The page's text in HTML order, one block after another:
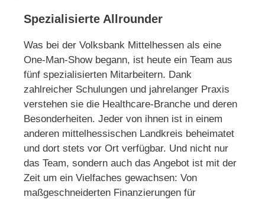
Spezialisierte Allrounder
Was bei der Volksbank Mittelhessen als eine
One-Man-Show begann, ist heute ein Team aus
fünf spezialisierten Mitarbeitern. Dank
zahlreicher Schulungen und jahrelanger Praxis
verstehen sie die Healthcare-Branche und deren
Besonderheiten. Jeder von ihnen ist in einem
anderen mittelhessischen Landkreis beheimatet
und dort stets vor Ort verfügbar. Und nicht nur
das Team, sondern auch das Angebot ist mit der
Zeit um ein Vielfaches gewachsen: Von
maßgeschneiderten Finanzierungen für